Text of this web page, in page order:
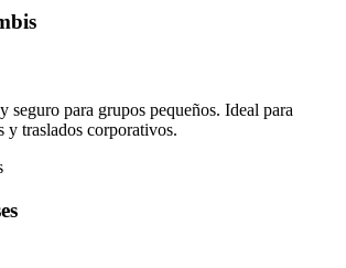
seguro para grupos pequeños. Ideal para
y traslados corporativos.